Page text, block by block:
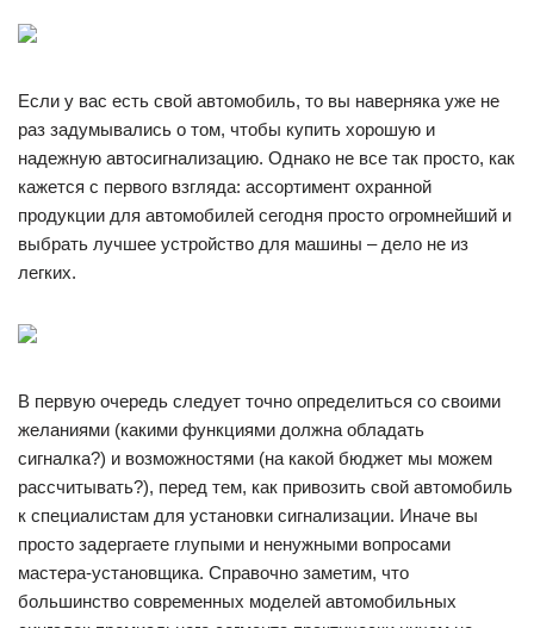
Если у вас есть свой автомобиль, то вы наверняка уже не
раз задумывались о том, чтобы купить хорошую и
надежную автосигнализацию. Однако не все так просто, как
кажется с первого взгляда: ассортимент охранной
продукции для автомобилей сегодня просто огромнейший и
выбрать лучшее устройство для машины – дело не из
легких.
В первую очередь следует точно определиться со своими
желаниями (какими функциями должна обладать
сигналка?) и возможностями (на какой бюджет мы можем
рассчитывать?), перед тем, как привозить свой автомобиль
к специалистам для установки сигнализации. Иначе вы
просто задергаете глупыми и ненужными вопросами
мастера-установщика. Справочно заметим, что
большинство современных моделей автомобильных